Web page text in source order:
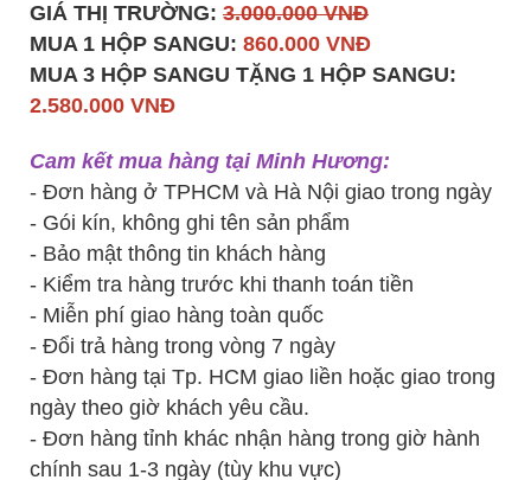
GIÁ THỊ TRƯỜNG: 3.000.000 VNĐ
MUA 1 HỘP SANGU: 860.000 VNĐ
MUA 3 HỘP SANGU TẶNG 1 HỘP SANGU:
2.580.000 VNĐ
Cam kết mua hàng tại Minh Hương:
- Đơn hàng ở TPHCM và Hà Nội giao trong ngày
- Gói kín, không ghi tên sản phẩm
- Bảo mật thông tin khách hàng
- Kiểm tra hàng trước khi thanh toán tiền
- Miễn phí giao hàng toàn quốc
- Đổi trả hàng trong vòng 7 ngày
- Đơn hàng tại Tp. HCM giao liền hoặc giao trong
ngày theo giờ khách yêu cầu.
- Đơn hàng tỉnh khác nhận hàng trong giờ hành
chính sau 1-3 ngày (tùy khu vực)